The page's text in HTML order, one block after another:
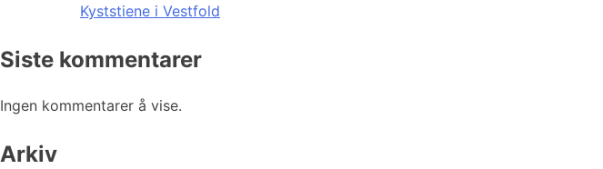
Kyststiene i Vestfold
Siste kommentarer
Ingen kommentarer å vise.
Arkiv